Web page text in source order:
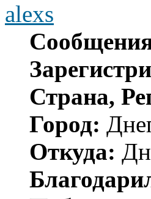
alexs
Страна,
Город:
Откуда: